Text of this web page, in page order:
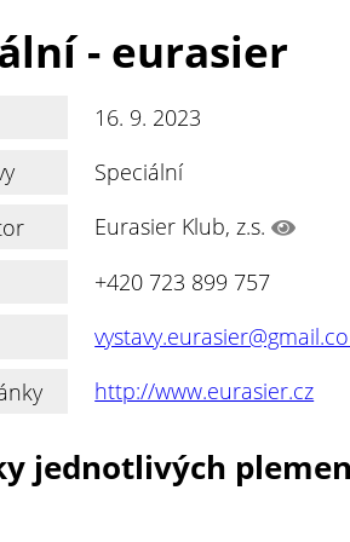
- eurasier
16. 9. 2023
Speciální
Eurasier Klub, z.s.
+420 723 899 757
http://www.eurasier.cz
jednotlivých